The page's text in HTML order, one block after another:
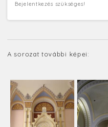
Bejelentkezés szükséges!
A sorozat további képei: